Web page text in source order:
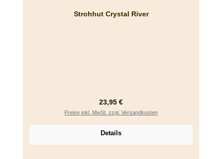
Strohhut Crystal River
Regulärer Preis:
23,95 €
Preise inkl. MwSt. zzgl. Versandkosten
Details